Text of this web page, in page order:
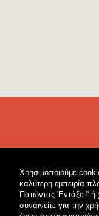
Χρησιμοποιούμε
καλύτερη εμπειρία
Πατώντας 'Εντάξει!' ή
συναινείτε για την
Μουσικό
Κρουστά &
Γενικό Βιβλιοπωλείο